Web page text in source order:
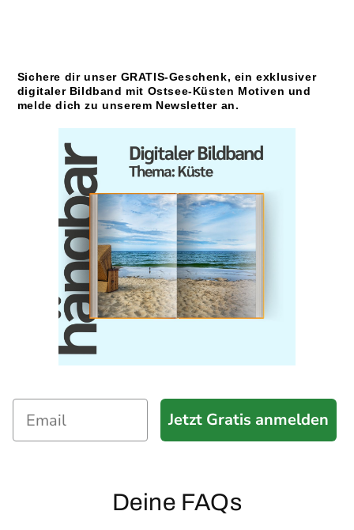
Sichere dir unser GRATIS-Geschenk, ein exklusiver
digitaler Bildband mit Ostsee-Küsten Motiven und
melde dich zu unserem Newsletter an.
Jetzt Gratis anmelden
Deine FAQs